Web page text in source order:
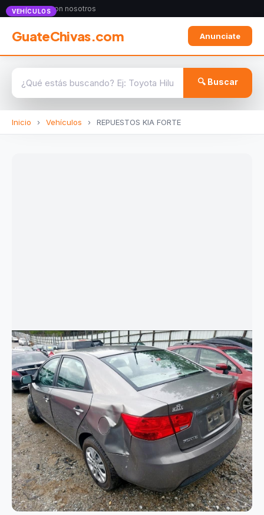
Anunciate con nosotros
GuateChivas.com Anunciate
🔍 Buscar
Inicio › Vehículos › REPUESTOS KIA FORTE
VEHÍCULOS